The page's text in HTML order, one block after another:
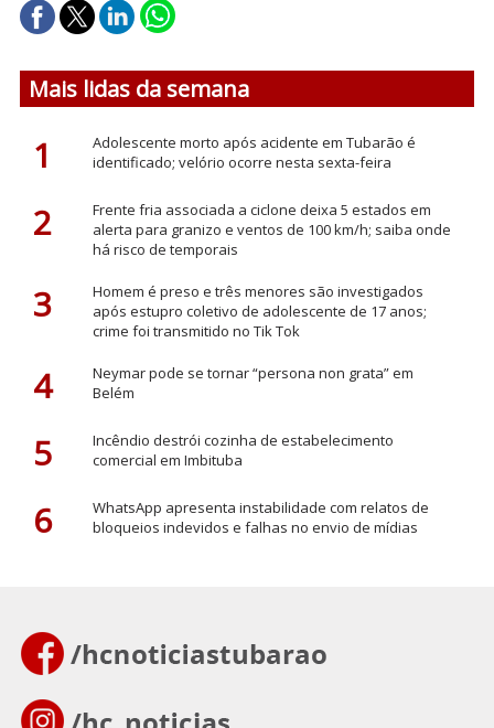
Mais lidas da semana
1
Adolescente morto após acidente em Tubarão é
identificado; velório ocorre nesta sexta-feira
2
Frente fria associada a ciclone deixa 5 estados em
alerta para granizo e ventos de 100 km/h; saiba onde
há risco de temporais
3
Homem é preso e três menores são investigados
após estupro coletivo de adolescente de 17 anos;
crime foi transmitido no Tik Tok
4
Neymar pode se tornar “persona non grata” em
Belém
5
Incêndio destrói cozinha de estabelecimento
comercial em Imbituba
6
WhatsApp apresenta instabilidade com relatos de
bloqueios indevidos e falhas no envio de mídias